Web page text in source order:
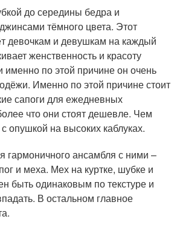
до середины бедра и
тёмного цвета. Этот
девочкам и девушкам на каждый
женственность и красоту
именно по этой причине он очень
Именно по этой причине стоит
сапоги для ежедневных
что они стоят дешевле. Чем
опушкой на высоких каблуках.
гармоничного ансамбля с ними –
и меха. Мех на куртке, шубке и
быть одинаковым по текстуре и
В остальном главное